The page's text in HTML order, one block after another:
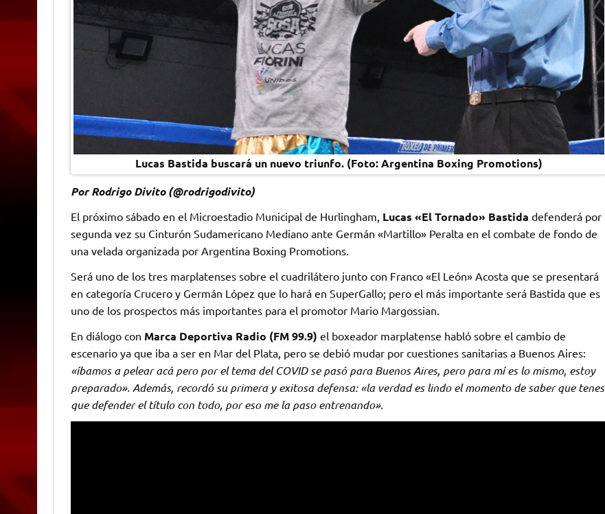
Lucas Bastida buscará un nuevo triunfo. (Foto: Argentina Boxing Promotions)
Por Rodrigo Divito (@rodrigodivito)
El próximo sábado en el Microestadio Municipal de Hurlingham, Lucas «El Tornado» Bastida defenderá por
segunda vez su Cinturón Sudamericano Mediano ante Germán «Martillo» Peralta en el combate de fondo de
una velada organizada por Argentina Boxing Promotions.
Será uno de los tres marplatenses sobre el cuadrilátero junto con Franco «El León» Acosta que se presentará
en categoría Crucero y Germán López que lo hará en SuperGallo; pero el más importante será Bastida que es
uno de los prospectos más importantes para el promotor Mario Margossian.
En diálogo con Marca Deportiva Radio (FM 99.9) el boxeador marplatense habló sobre el cambio de
escenario ya que iba a ser en Mar del Plata, pero se debió mudar por cuestiones sanitarias a Buenos Aires:
«íbamos a pelear acá pero por el tema del COVID se pasó para Buenos Aires, pero para mí es lo mismo, estoy
preparado». Además, recordó su primera y exitosa defensa: «la verdad es lindo el momento de saber que tenes
que defender el título con todo, por eso me la paso entrenando».